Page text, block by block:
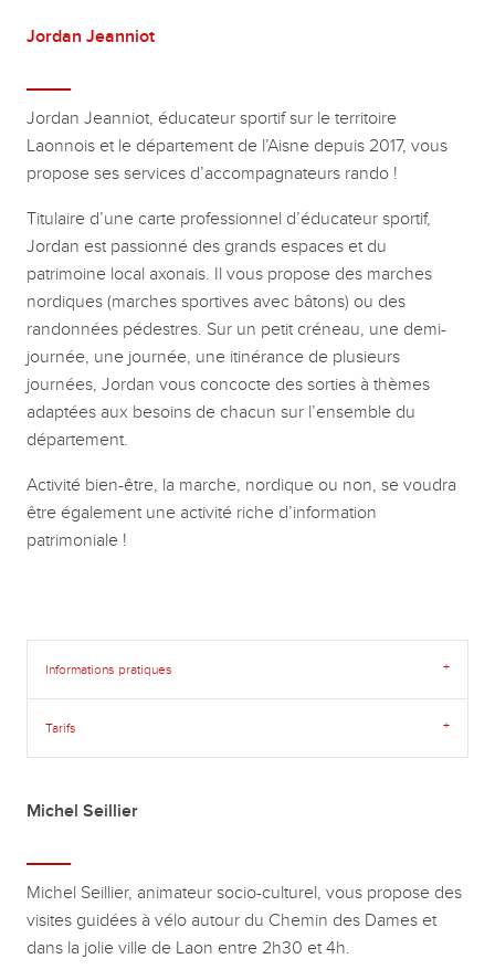
Jordan Jeanniot
Jordan Jeanniot, éducateur sportif sur le territoire
Laonnois et le département de l’Aisne depuis 2017, vous
propose ses services d’accompagnateurs rando !
Titulaire d’une carte professionnel d’éducateur sportif,
Jordan est passionné des grands espaces et du
patrimoine local axonais. Il vous propose des marches
nordiques (marches sportives avec bâtons) ou des
randonnées pédestres. Sur un petit créneau, une demi-
journée, une journée, une itinérance de plusieurs
journées, Jordan vous concocte des sorties à thèmes
adaptées aux besoins de chacun sur l’ensemble du
département.
Activité bien-être, la marche, nordique ou non, se voudra
être également une activité riche d’information
patrimoniale !
Informations pratiques
Tarifs
Michel Seillier
Michel Seillier, animateur socio-culturel, vous propose des
visites guidées à vélo autour du Chemin des Dames et
dans la jolie ville de Laon entre 2h30 et 4h.